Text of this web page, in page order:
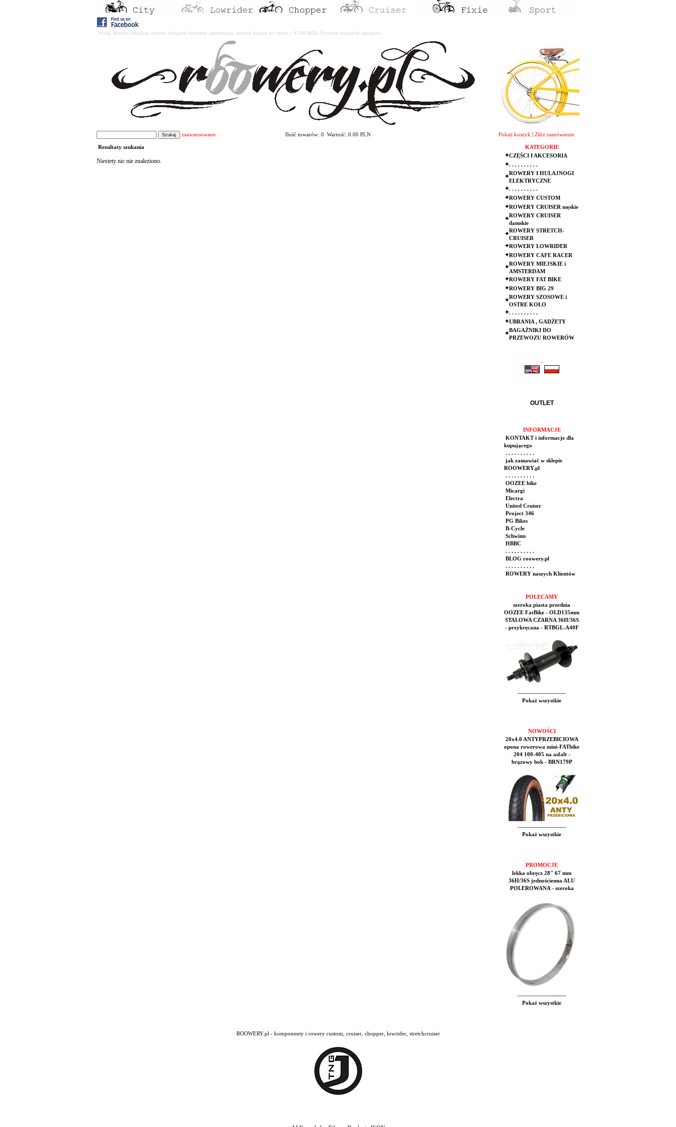
Witaj. Rowery miejskie, cruiser, chopper, lowrider, amsterdam, custom kupisz tu i teraz : 07-08-2026. Życzymy udanych zakupów.
zaawansowane Ilość towarów: 0 Wartość: 0.00 PLN Pokaż koszyk Złóż zamówienie
Rezultaty szukania
Niestety nic nie znaleziono.
KATEGORIE
CZĘŚCI I AKCESORIA
. . . . . . . . . .
ROWERY I HULAJNOGI
ELEKTRYCZNE
. . . . . . . . . .
ROWERY CUSTOM
ROWERY CRUISER męskie
ROWERY CRUISER
damskie
ROWERY STRETCH-
CRUISER
ROWERY LOWRIDER
ROWERY CAFE RACER
ROWERY MIEJSKIE i
AMSTERDAM
ROWERY FAT BIKE
ROWERY BIG 29
ROWERY SZOSOWE i
OSTRE KOŁO
. . . . . . . . . .
UBRANIA , GADŻETY
BAGAŻNIKI DO
PRZEWOZU ROWERÓW
.
OUTLET
INFORMACJE
KONTAKT i informacje dla
kupującego
. . . . . . . . . .
jak zamawiać w sklepie
ROOWERY.pl
. . . . . . . . . .
OOZEE bike
Micargi
Electra
United Cruiser
Project 346
PG Bikes
B-Cycle
Schwinn
HBBC
. . . . . . . . . .
BLOG roowery.pl
. . . . . . . . . .
ROWERY naszych Klientów
POLECAMY
szeroka piasta przednia
OOZEE FatBike - OLD135mm
STALOWA CZARNA 36H/36S
- przykręcana - RTBGL-A40F
------------------------
Pokaż wszystkie
NOWOŚCI
20x4.0 ANTYPRZEBICIOWA
opona rowerowa mini-FATbike
204 100-405 na asfalt -
brązowy bok - BRN179P
------------------------
Pokaż wszystkie
PROMOCJE
lekka obręcz 28" 67 mm
36H/36S jednościenna ALU
POLEROWANA - szeroka
------------------------
Pokaż wszystkie
ROOWERY.pl - komponenty i rowery custom, cruiser, chopper, lowrider, stretchcruiser